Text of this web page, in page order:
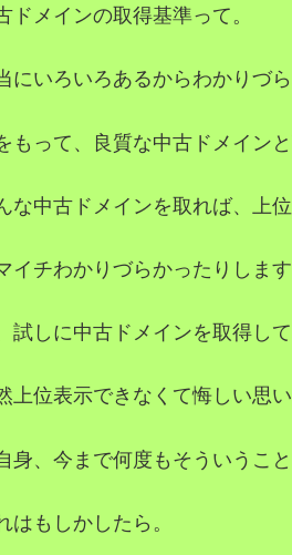
ドメインの取得基準って。
にいろいろあるからわかりづら
もって、良質な中古ドメイン
な中古ドメインを取れば、上
イチわかりづらかったりします
試しに中古ドメインを取得し
上位表示できなくて悔しい思い
身、今まで何度もそういうこと
はもしかしたら。